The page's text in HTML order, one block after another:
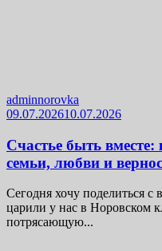
adminnorovka
09.07.202610.07.2026
Счастье быть
семьи, любви и
Сегодня хочу поделиться
царили у нас в Норовском
потрясающую...